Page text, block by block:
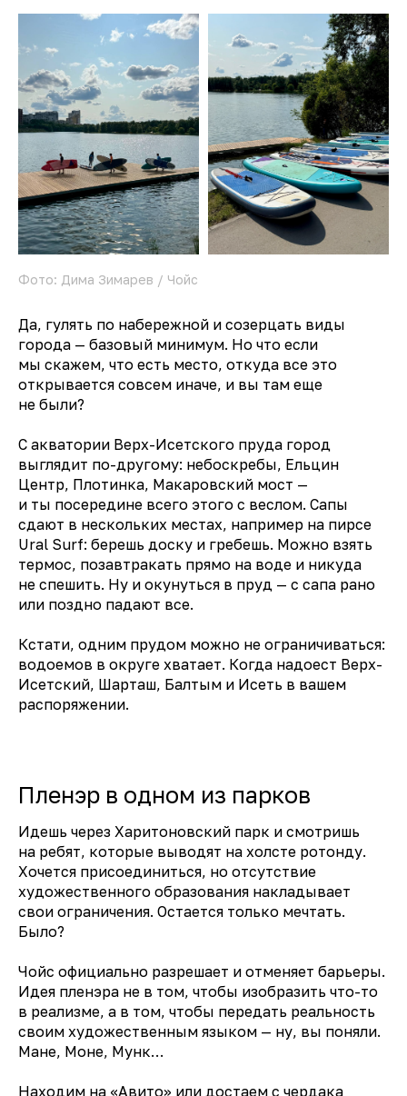
Фото: Дима Зимарев / Чойс
Да, гулять по набережной и созерцать виды
города — базовый минимум. Но что если
мы скажем, что есть место, откуда все это
открывается совсем иначе, и вы там еще
не были?
С акватории Верх-Исетского пруда город
выглядит по-другому: небоскребы, Ельцин
Центр, Плотинка, Макаровский мост —
и ты посередине всего этого с веслом. Сапы
сдают в нескольких местах, например на пирсе
Ural Surf: берешь доску и гребешь. Можно взять
термос, позавтракать прямо на воде и никуда
не спешить. Ну и окунуться в пруд — с сапа рано
или поздно падают все.
Кстати, одним прудом можно не ограничиваться:
водоемов в округе хватает. Когда надоест Верх-
Исетский, Шарташ, Балтым и Исеть в вашем
распоряжении.
Пленэр в одном из парков
Идешь через Харитоновский парк и смотришь
на ребят, которые выводят на холсте ротонду.
Хочется присоединиться, но отсутствие
художественного образования накладывает
свои ограничения. Остается только мечтать.
Было?
Чойс официально разрешает и отменяет барьеры.
Идея пленэра не в том, чтобы изобразить что-то
в реализме, а в том, чтобы передать реальность
своим художественным языком — ну, вы поняли.
Мане, Моне, Мунк…
Находим на «Авито» или достаем с чердака